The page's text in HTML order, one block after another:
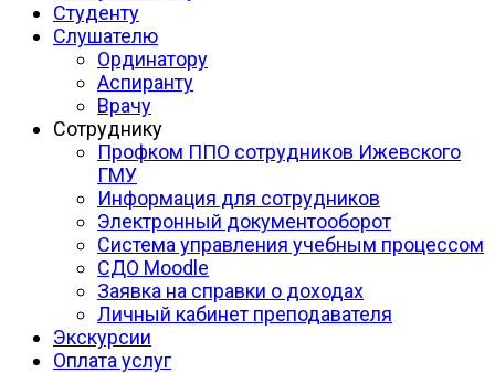
Студенту
Слушателю
Ординатору
Аспиранту
Врачу
Сотруднику
Профком ППО сотрудников Ижевского
ГМУ
Информация для сотрудников
Электронный документооборот
Система управления учебным процессом
СДО Moodle
Заявка на справки о доходах
Личный кабинет преподавателя
Экскурсии
Оплата услуг